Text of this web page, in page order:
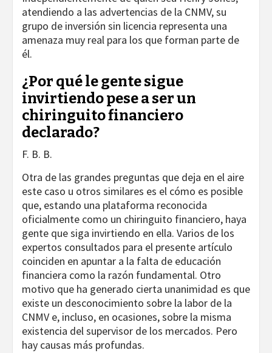
atendiendo a las advertencias de la CNMV, su
grupo de inversión sin licencia representa una
amenaza muy real para los que forman parte de
él.
¿Por qué le gente sigue
invirtiendo pese a ser un
chiringuito financiero
declarado?
F. B. B.
Otra de las grandes preguntas que deja en el aire
este caso u otros similares es el cómo es posible
que, estando una plataforma reconocida
oficialmente como un chiringuito financiero, haya
gente que siga invirtiendo en ella. Varios de los
expertos consultados para el presente artículo
coinciden en apuntar a la falta de educación
financiera como la razón fundamental. Otro
motivo que ha generado cierta unanimidad es que
existe un desconocimiento sobre la labor de la
CNMV e, incluso, en ocasiones, sobre la misma
existencia del supervisor de los mercados. Pero
hay causas más profundas.